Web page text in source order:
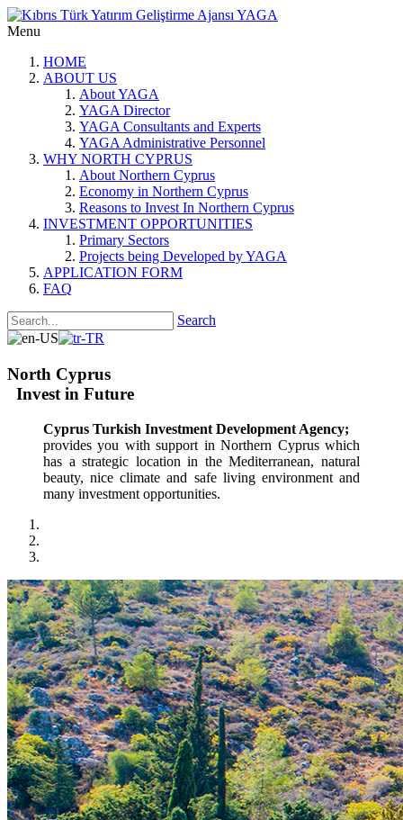
Menu
HOME
ABOUT US
About YAGA
YAGA Director
YAGA Consultants and Experts
YAGA Administrative Personnel
WHY NORTH CYPRUS
About Northern Cyprus
Economy in Northern Cyprus
Reasons to Invest In Northern Cyprus
INVESTMENT OPPORTUNITIES
Primary Sectors
Projects being Developed by YAGA
APPLICATION FORM
FAQ
Search
North Cyprus
Invest in Future
Cyprus Turkish Investment Development Agency;
provides you with support in Northern Cyprus which
has a strategic location in the Mediterranean, natural
beauty, nice climate and safe living environment and
many investment opportunities.